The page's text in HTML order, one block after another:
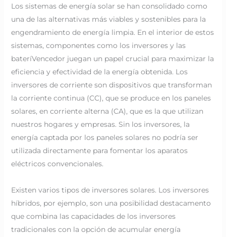
Los sistemas de energía solar se han consolidado como
una de las alternativas más viables y sostenibles para la
engendramiento de energía limpia. En el interior de estos
sistemas, componentes como los inversores y las
bateríVencedor juegan un papel crucial para maximizar la
eficiencia y efectividad de la energía obtenida. Los
inversores de corriente son dispositivos que transforman
la corriente continua (CC), que se produce en los paneles
solares, en corriente alterna (CA), que es la que utilizan
nuestros hogares y empresas. Sin los inversores, la
energía captada por los paneles solares no podría ser
utilizada directamente para fomentar los aparatos
eléctricos convencionales.
Existen varios tipos de inversores solares. Los inversores
híbridos, por ejemplo, son una posibilidad destacamento
que combina las capacidades de los inversores
tradicionales con la opción de acumular energía